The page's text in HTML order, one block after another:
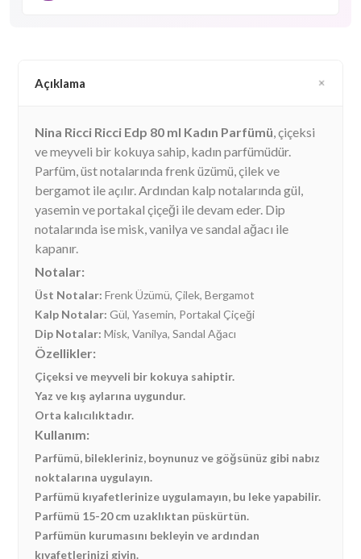
Açıklama
Nina Ricci Ricci Edp 80 ml Kadın Parfümü, çiçeksi
ve meyveli bir kokuya sahip, kadın parfümüdür.
Parfüm, üst notalarında frenk üzümü, çilek ve
bergamot ile açılır. Ardından kalp notalarında gül,
yasemin ve portakal çiçeği ile devam eder. Dip
notalarında ise misk, vanilya ve sandal ağacı ile
kapanır.
Notalar:
Üst Notalar: Frenk Üzümü, Çilek, Bergamot
Kalp Notalar: Gül, Yasemin, Portakal Çiçeği
Dip Notalar: Misk, Vanilya, Sandal Ağacı
Özellikler:
Çiçeksi ve meyveli bir kokuya sahiptir.
Yaz ve kış aylarına uygundur.
Orta kalıcılıktadır.
Kullanım:
Parfümü, bilekleriniz, boynunuz ve göğsünüz gibi nabız
noktalarına uygulayın.
Parfümü kıyafetlerinize uygulamayın, bu leke yapabilir.
Parfümü 15-20 cm uzaklıktan püskürtün.
Parfümün kurumasını bekleyin ve ardından
kıyafetlerinizi giyin.